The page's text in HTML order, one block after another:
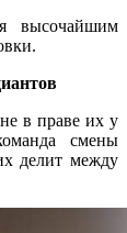
высочайшим
в праве их у
смены
делит между